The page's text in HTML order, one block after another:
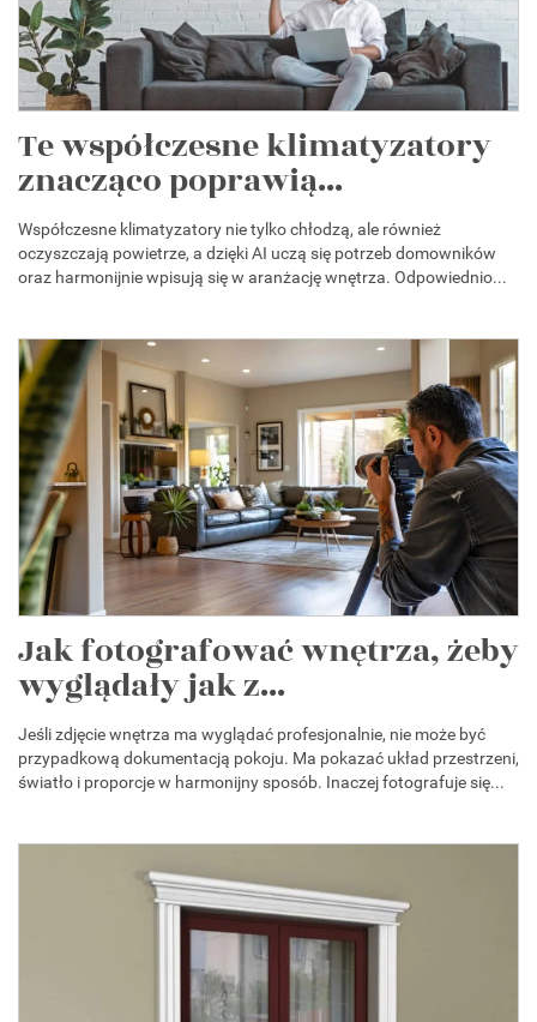
Te współczesne klimatyzatory
znacząco poprawią...
Współczesne klimatyzatory nie tylko chłodzą, ale również
oczyszczają powietrze, a dzięki AI uczą się potrzeb domowników
oraz harmonijnie wpisują się w aranżację wnętrza. Odpowiednio...
Jak fotografować wnętrza, żeby
wyglądały jak z...
Jeśli zdjęcie wnętrza ma wyglądać profesjonalnie, nie może być
przypadkową dokumentacją pokoju. Ma pokazać układ przestrzeni,
światło i proporcje w harmonijny sposób. Inaczej fotografuje się...